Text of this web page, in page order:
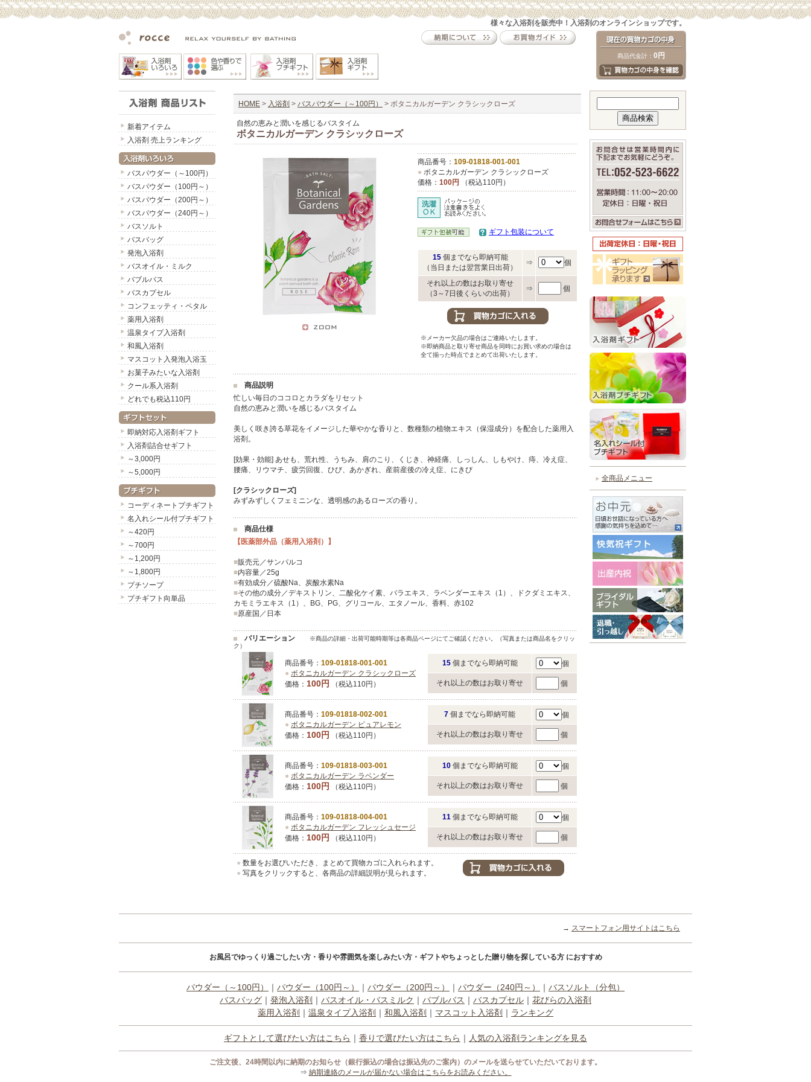
様々な入浴剤を販売中！入浴剤のオンラインショップです。
商品代金計： 0円
新着アイテム
入浴剤 売上ランキング
バスパウダー（～100円）
バスパウダー（100円～）
バスパウダー（200円～）
バスパウダー（240円～）
バスソルト
バスバッグ
発泡入浴剤
バスオイル・ミルク
バブルバス
バスカプセル
コンフェッティ・ペタル
薬用入浴剤
温泉タイプ入浴剤
和風入浴剤
マスコット入発泡入浴玉
お菓子みたいな入浴剤
クール系入浴剤
どれでも税込110円
即納対応入浴剤ギフト
入浴剤詰合せギフト
～3,000円
～5,000円
コーディネートプチギフト
名入れシール付プチギフト
～420円
～700円
～1,200円
～1,800円
プチソープ
プチギフト向単品
HOME > 入浴剤 > バスパウダー（～100円） > ボタニカルガーデン クラシックローズ
自然の恵みと潤いを感じるバスタイム
ボタニカルガーデン クラシックローズ
商品番号： 109-01818-001-001
● ボタニカルガーデン クラシックローズ
価格： 100円 （税込110円）
ギフト包装について
15 個までなら即納可能
（当日または翌営業日出荷）
⇒ 個
それ以上の数はお取り寄せ
（3～7日後くらいの出荷）
⇒ 個
※メーカー欠品の場合はご連絡いたします。
※即納商品と取り寄せ商品を同時にお買い求めの場合は
全て揃った時点でまとめて出荷いたします。
商品説明
忙しい毎日のココロとカラダをリセット
自然の恵みと潤いを感じるバスタイム
美しく咲き誇る草花をイメージした華やかな香りと、数種類の植物エキス（保湿成分）を配合した薬用入
浴剤。
[効果・効能] あせも、荒れ性、うちみ、肩のこり、くじき、神経痛、しっしん、しもやけ、痔、冷え症、
腰痛、リウマチ、疲労回復、ひび、あかぎれ、産前産後の冷え症、にきび
[クラシックローズ]
みずみずしくフェミニンな、透明感のあるローズの香り。
商品仕様
【医薬部外品（薬用入浴剤）】
■販売元／サンパルコ
■内容量／25g
■有効成分／硫酸Na、炭酸水素Na
■その他の成分／デキストリン、二酸化ケイ素、バラエキス、ラベンダーエキス（1）、ドクダミエキス、
カモミラエキス（1）、BG、PG、グリコール、エタノール、香料、赤102
■原産国／日本
バリエーション
※商品の詳細・出荷可能時期等は各商品ページにてご確認ください。（写真または商品名をクリッ
ク）
商品番号： 109-01818-001-001
● ボタニカルガーデン クラシックローズ
価格： 100円 （税込110円）
15 個までなら即納可能 個
それ以上の数はお取り寄せ 個
商品番号： 109-01818-002-001
● ボタニカルガーデン ピュアレモン
価格： 100円 （税込110円）
7 個までなら即納可能 個
それ以上の数はお取り寄せ 個
商品番号： 109-01818-003-001
● ボタニカルガーデン ラベンダー
価格： 100円 （税込110円）
10 個までなら即納可能 個
それ以上の数はお取り寄せ 個
商品番号： 109-01818-004-001
● ボタニカルガーデン フレッシュセージ
価格： 100円 （税込110円）
11 個までなら即納可能 個
それ以上の数はお取り寄せ 個
● 数量をお選びいただき、まとめて買物カゴに入れられます。
● 写真をクリックすると、各商品の詳細説明が見られます。
全商品メニュー
→ スマートフォン用サイトはこちら
お風呂でゆっくり過ごしたい方・香りや雰囲気を楽しみたい方・ギフトやちょっとした贈り物を探している方 におすすめ
パウダー（～100円） ｜ パウダー（100円～） ｜ パウダー（200円～） ｜ パウダー（240円～） ｜ バスソルト（分包）
バスバッグ ｜ 発泡入浴剤 ｜ バスオイル・バスミルク ｜ バブルバス ｜ バスカプセル ｜ 花びらの入浴剤
薬用入浴剤 ｜ 温泉タイプ入浴剤 ｜ 和風入浴剤 ｜ マスコット入浴剤 ｜ ランキング
ギフトとして選びたい方はこちら ｜ 香りで選びたい方はこちら ｜ 人気の入浴剤ランキングを見る
ご注文後、24時間以内に納期のお知らせ（銀行振込の場合は振込先のご案内）のメールを送らせていただいております。
⇒ 納期連絡のメールが届かない場合はこちらをお読みください。